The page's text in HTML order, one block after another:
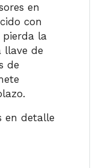
en
con
pierda la
llave de
de
en detalle